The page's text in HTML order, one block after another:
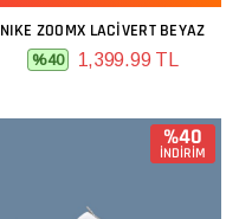
NIKE ZOOMX LACIVERT BEYAZ
%40 1,399.99 TL
%40
İNDİRİM